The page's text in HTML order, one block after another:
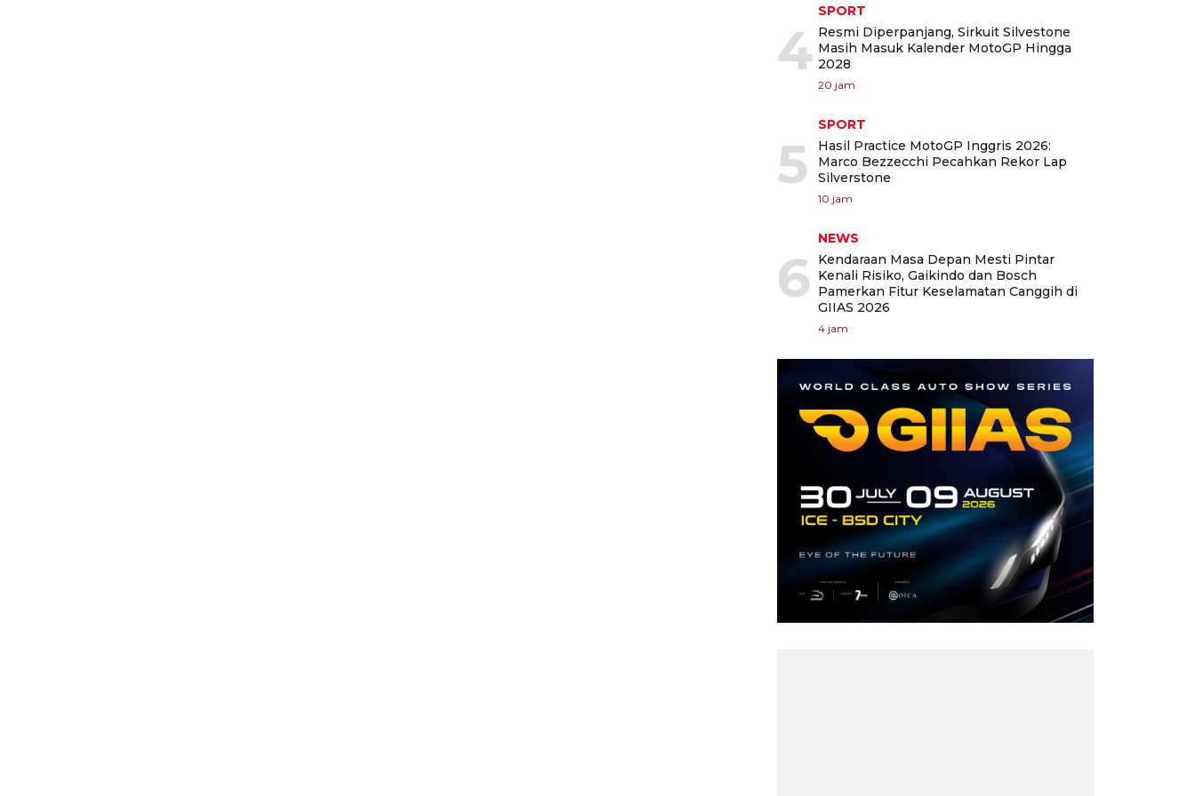
4
SPORT
Resmi Diperpanjang, Sirkuit Silvestone
Masih Masuk Kalender MotoGP Hingga
2028
20 jam
5
SPORT
Hasil Practice MotoGP Inggris 2026:
Marco Bezzecchi Pecahkan Rekor Lap
Silverstone
10 jam
6
NEWS
Kendaraan Masa Depan Mesti Pintar
Kenali Risiko, Gaikindo dan Bosch
Pamerkan Fitur Keselamatan Canggih di
GIIAS 2026
4 jam